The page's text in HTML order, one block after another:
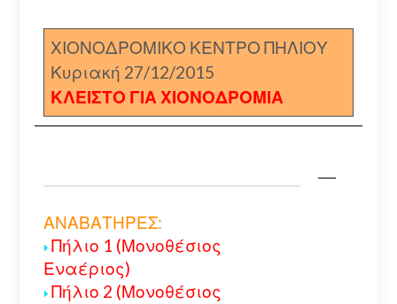
ΧΙΟΝΟΔΡΟΜΙΚΟ ΚΕΝΤΡΟ ΠΗΛΙΟΥ
Κυριακή 27/12/2015
ΚΛΕΙΣΤΟ ΓΙΑ ΧΙΟΝΟΔΡΟΜΙΑ
ΑΝΑΒΑΤΗΡΕΣ:
Πήλιο 1 (Μονοθέσιος
Εναέριος)
Πήλιο 2 (Μονοθέσιος